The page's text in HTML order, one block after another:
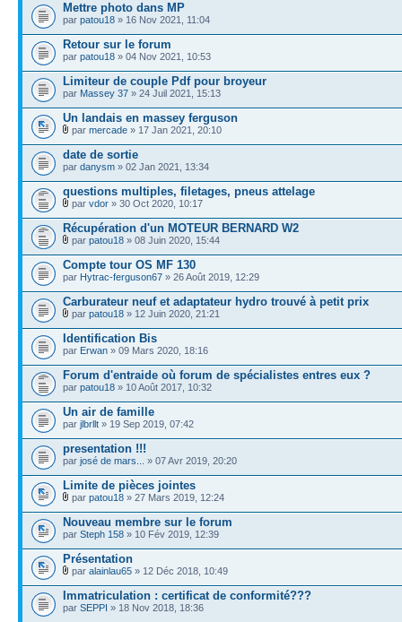
Mettre photo dans MP
par patou18 » 16 Nov 2021, 11:04
Retour sur le forum
par patou18 » 04 Nov 2021, 10:53
Limiteur de couple Pdf pour broyeur
par Massey 37 » 24 Juil 2021, 15:13
Un landais en massey ferguson
par mercade » 17 Jan 2021, 20:10
date de sortie
par danysm » 02 Jan 2021, 13:34
questions multiples, filetages, pneus attelage
par vdor » 30 Oct 2020, 10:17
Récupération d'un MOTEUR BERNARD W2
par patou18 » 08 Juin 2020, 15:44
Compte tour OS MF 130
par Hytrac-ferguson67 » 26 Août 2019, 12:29
Carburateur neuf et adaptateur hydro trouvé à petit prix
par patou18 » 12 Juin 2020, 21:21
Identification Bis
par Erwan » 09 Mars 2020, 18:16
Forum d'entraide où forum de spécialistes entres eux ?
par patou18 » 10 Août 2017, 10:32
Un air de famille
par jlbrllt » 19 Sep 2019, 07:42
presentation !!!
par josé de mars... » 07 Avr 2019, 20:20
Limite de pièces jointes
par patou18 » 27 Mars 2019, 12:24
Nouveau membre sur le forum
par Steph 158 » 10 Fév 2019, 12:39
Présentation
par alainlau65 » 12 Déc 2018, 10:49
Immatriculation : certificat de conformité???
par SEPPI » 18 Nov 2018, 18:36